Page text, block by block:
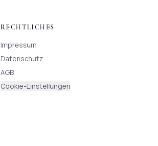
RECHTLICHES
Impressum
Datenschutz
AGB
Cookie-Einstellungen